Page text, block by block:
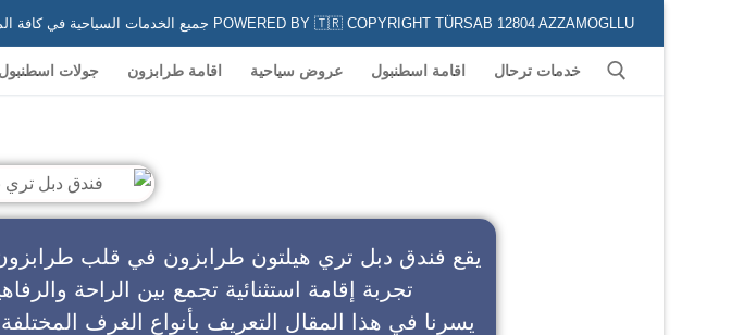
POWERED BY 🇹🇷 COPYRIGHT TÜRSAB 12804 AZZAMOGLLU جميع الخدمات السياحية في كافة المناطق و المدن التركية لكل من يعشق السياحة في تركيا
خدمات ترحال اقامة اسطنبول عروض سياحية اقامة طرابزون جولات اسطنبول
يقع فندق دبل تري هيلتون طرابزون في قلب
تجربة إقامة استثنائية تجمع بين الراحة
يسرنا في هذا المقال التعريف بأنواع الغرف